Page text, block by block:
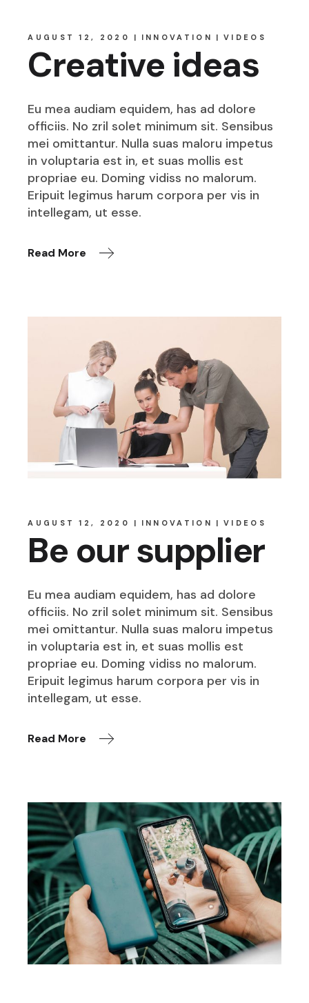
AUGUST 12, 2020 INNOVATION VIDEOS
Creative ideas
Eu mea audiam equidem, has ad dolore
officiis. No zril solet minimum sit. Sensibus
mei omittantur. Nulla suas maloru impetus
in voluptaria est in, et suas mollis est
propriae eu. Doming vidiss no malorum.
Eripuit legimus harum corpora per vis in
intellegam, ut esse.
Read More
AUGUST 12, 2020 INNOVATION VIDEOS
Be our supplier
Eu mea audiam equidem, has ad dolore
officiis. No zril solet minimum sit. Sensibus
mei omittantur. Nulla suas maloru impetus
in voluptaria est in, et suas mollis est
propriae eu. Doming vidiss no malorum.
Eripuit legimus harum corpora per vis in
intellegam, ut esse.
Read More